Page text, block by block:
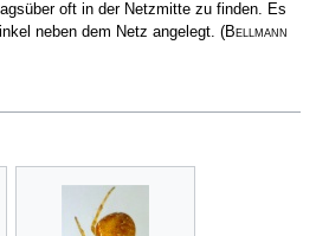
oft in der Netzmitte zu finden. Es
neben dem Netz angelegt. (Bellmann